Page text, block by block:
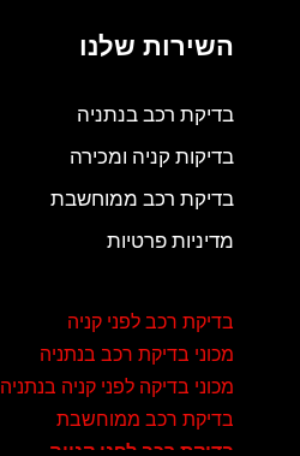
השירות שלנו
בדיקת רכב בנתניה
בדיקות קניה ומכירה
בדיקת רכב ממוחשבת
מדיניות פרטיות
בדיקת רכב לפני קניה
מכוני בדיקת רכב בנתניה
מכוני בדיקה לפני קניה בנתניה
בדיקת רכב ממוחשבת